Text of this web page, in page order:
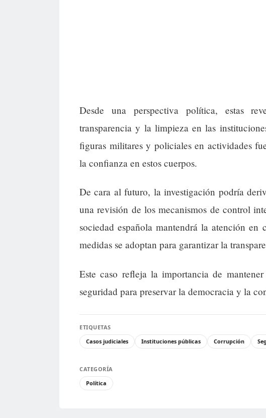
Desde una perspectiva política, estas
transparencia y la limpieza en las
figuras militares y policiales en actividades
la confianza en estos cuerpos.
De cara al futuro, la investigación podría
una revisión de los mecanismos de control
sociedad española mantendrá la atención en
medidas se adoptan para garantizar la
Este caso refleja la importancia de
seguridad para preservar la democracia y la
ETIQUETAS
Casos judiciales
Instituciones públicas Corrupción
CATEGORÍA
Política